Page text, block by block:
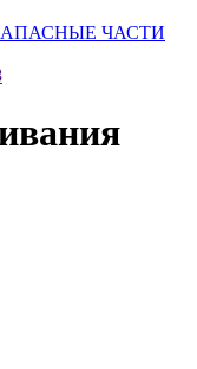
ЧАСТИ